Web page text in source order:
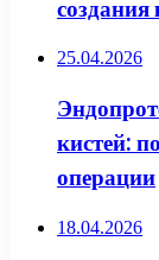
25.04.2026
кистей:
операции
18.04.2026